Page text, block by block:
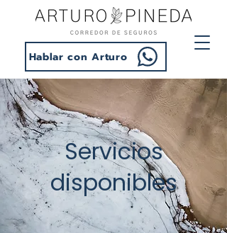
Hablar con Arturo
Servicios
disponibles